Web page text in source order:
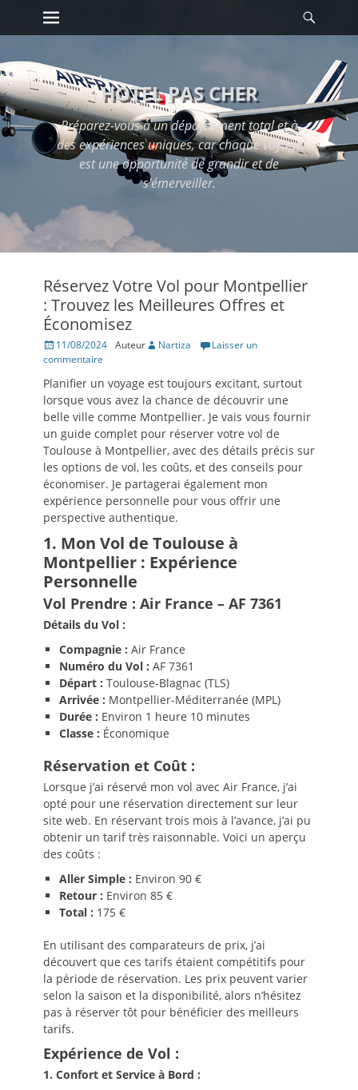
Passer
au
Premier menu
HOTEL PAS CHER
Préparez-vous à un dépaysement total et à
des expériences uniques, car chaque voyage
est une opportunité de grandir et de
s'émerveiller.
Réservez Votre Vol pour Montpellier
: Trouvez les Meilleures Offres et
Économisez
Posté
le
11/08/2024 Auteur Nartiza
Laisser un
commentaire
Planifier un voyage est toujours excitant, surtout
lorsque vous avez la chance de découvrir une
belle ville comme Montpellier. Je vais vous fournir
un guide complet pour réserver votre vol de
Toulouse à Montpellier, avec des détails précis sur
les options de vol, les coûts, et des conseils pour
économiser. Je partagerai également mon
expérience personnelle pour vous offrir une
perspective authentique.
1. Mon Vol de Toulouse à
Montpellier : Expérience
Personnelle
Vol Prendre : Air France – AF 7361
Détails du Vol :
Compagnie : Air France
Numéro du Vol : AF 7361
Départ : Toulouse-Blagnac (TLS)
Arrivée : Montpellier-Méditerranée (MPL)
Durée : Environ 1 heure 10 minutes
Classe : Économique
Réservation et Coût :
Lorsque j’ai réservé mon vol avec Air France, j’ai
opté pour une réservation directement sur leur
site web. En réservant trois mois à l’avance, j’ai pu
obtenir un tarif très raisonnable. Voici un aperçu
des coûts :
Aller Simple : Environ 90 €
Retour : Environ 85 €
Total : 175 €
En utilisant des comparateurs de prix, j’ai
découvert que ces tarifs étaient compétitifs pour
la période de réservation. Les prix peuvent varier
selon la saison et la disponibilité, alors n’hésitez
pas à réserver tôt pour bénéficier des meilleurs
tarifs.
Expérience de Vol :
1. Confort et Service à Bord :